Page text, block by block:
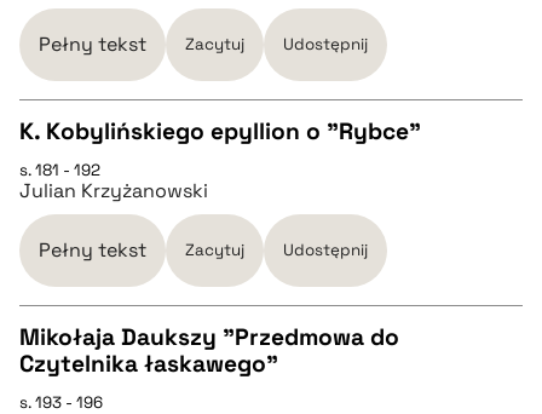
pobierz cytat
BIBTEX
Pełny tekst Zacytuj Udostępnij
CZYSTY TEKST
pobierz cytat
BIBTEX
K. Kobylińskiego epyllion o "Rybce"
s. 181 - 192
Julian Krzyżanowski
Pełny tekst Zacytuj Udostępnij
CZYSTY TEKST
Mikołaja Daukszy "Przedmowa do
Czytelnika łaskawego"
s. 193 - 196